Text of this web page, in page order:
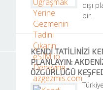
dışı
bir…
KENDI TATILINIZI
PLANLAYIN:
ÖZGÜRLÜĞÜ